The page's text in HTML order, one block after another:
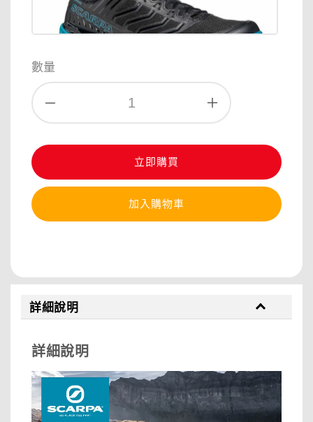
數量
立即購買
加入購物車
詳細說明
詳細說明